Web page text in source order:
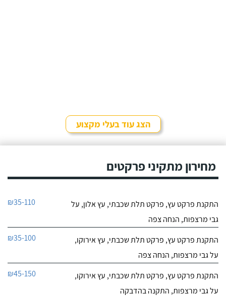
הצג עוד בעלי מקצוע
מחירון מתקיני פרקטים
התקנת פרקט עץ, פרקט תלת שכבתי, עץ אלון, על
גבי מרצפות, הנחה צפה
₪35-110
התקנת פרקט עץ, פרקט תלת שכבתי, עץ אירוקו,
על גבי מרצפות, הנחה צפה
₪35-100
התקנת פרקט עץ, פרקט תלת שכבתי, עץ אירוקו,
על גבי מרצפות, התקנה בהדבקה
₪45-150